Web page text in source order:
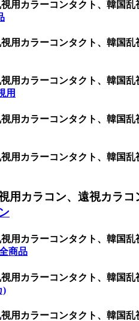
用カラーコンタクト、韓国
用カラーコンタクト、韓国
用カラーコンタクト、韓国
用
用カラーコンタクト、韓国
用カラーコンタクト、韓国
用カラコン、遠視カラ
用カラーコンタクト、韓国
商品
用カラーコンタクト、韓国
)
用カラーコンタクト、韓国